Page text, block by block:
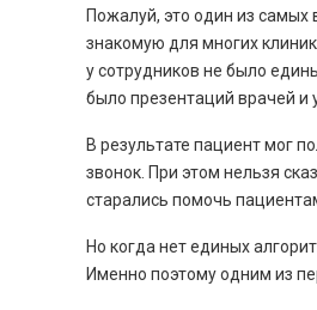
Пожалуй, это один из
знакомую для многих
у сотрудников не было
было презентаций врачей и
В результате пациент мог
звонок. При этом нельзя
старались помочь
Но когда нет единых
Именно поэтому одним из